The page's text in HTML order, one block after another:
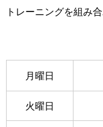
トレーニングを組み
月曜日
火曜日